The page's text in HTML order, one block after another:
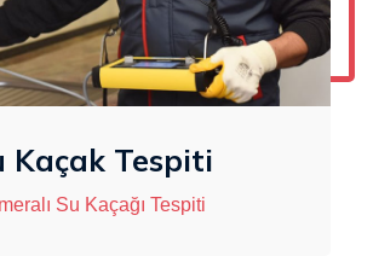
Kaçak Tespiti
Su Kaçağı Tespiti